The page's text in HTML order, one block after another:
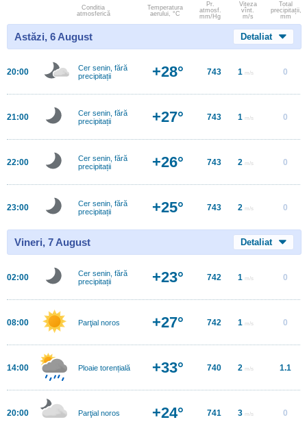
Conditia
atmosferică
Temperatura
aerului, °C
Pr.
atmosf.
mm/Hg
Viteza
vînt.
m/s
Total
precipitații,
mm
Astăzi, 6 August Detaliat
20:00
Cer senin, fără
precipitații
+28° 743 1 m/s 0
21:00
Cer senin, fără
precipitații
+27° 743 1 m/s 0
22:00
Cer senin, fără
precipitații
+26° 743 2 m/s 0
23:00
Cer senin, fără
precipitații
+25° 743 2 m/s 0
Vineri, 7 August Detaliat
02:00
Cer senin, fără
precipitații
+23° 742 1 m/s 0
08:00 Parţial noros +27° 742 1 m/s 0
14:00 Ploaie torențială +33° 740 2 m/s 1.1
20:00 Parţial noros +24° 741 3 m/s 0